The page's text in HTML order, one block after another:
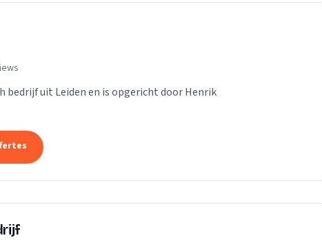
bedrijf uit Leiden en is opgericht door Henrik